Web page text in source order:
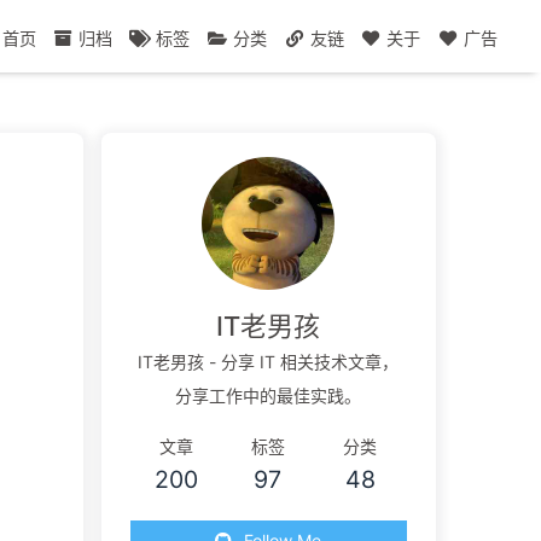
页 归档 标签 分类 友链 关于 广告
IT老男孩
IT老男孩 - 分享 IT 相关技术文章，
分享工作中的最佳实践。
文章
200
标签
97
分类
48